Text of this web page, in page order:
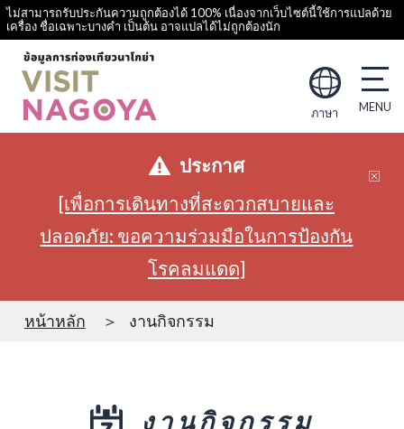
ไม่สามารถรับประกันความถูกต้องได้ 100% เนื่องจากเว็บไซต์นี้ใช้การแปลด้วย
เครื่อง ชื่อเฉพาะบางคำ เป็นต้น อาจแปลได้ไม่ถูกต้องนัก
ภาษา
ประกาศ
[เพื่อการเดินทางที่สะดวกสบายและ
ปลอดภัย: ขอความร่วมมือในการป้องกัน
โรคลมแดด]
หน้าหลัก งานกิจกรรม
งานกิจกรรม